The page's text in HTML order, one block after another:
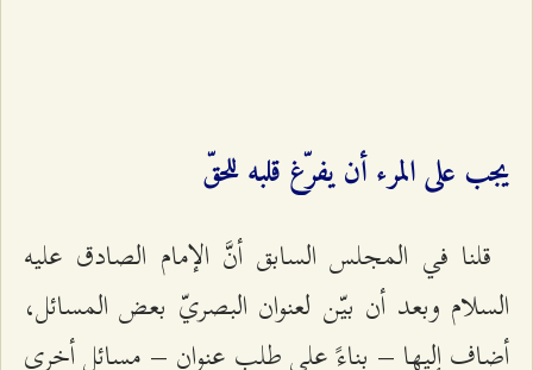
يجب على المرء أن يفرّغ قلبه للحقّ
قلنا في المجلس السابق أنَّ الإمام الصادق عليه
السلام وبعد أن بيّن لعنوان البصريّ بعض المسائل،
أضاف إليها – بناءً على طلب عنوان – مسائل أخرى